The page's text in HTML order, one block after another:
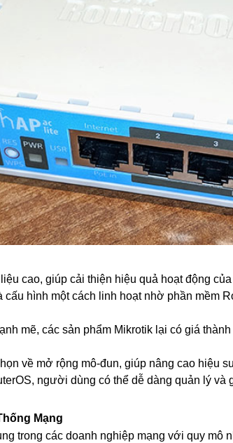
cao, giúp cải thiện hiệu quả hoạt động
cấu hình một cách linh hoạt nhờ phần
mẽ, các sản phẩm Mikrotik lại có giá
về mở rộng mô-đun, giúp nâng cao hiệu
người dùng có thể dễ dàng quản lý
Mạng
trong các doanh nghiệp mạng với quy mô